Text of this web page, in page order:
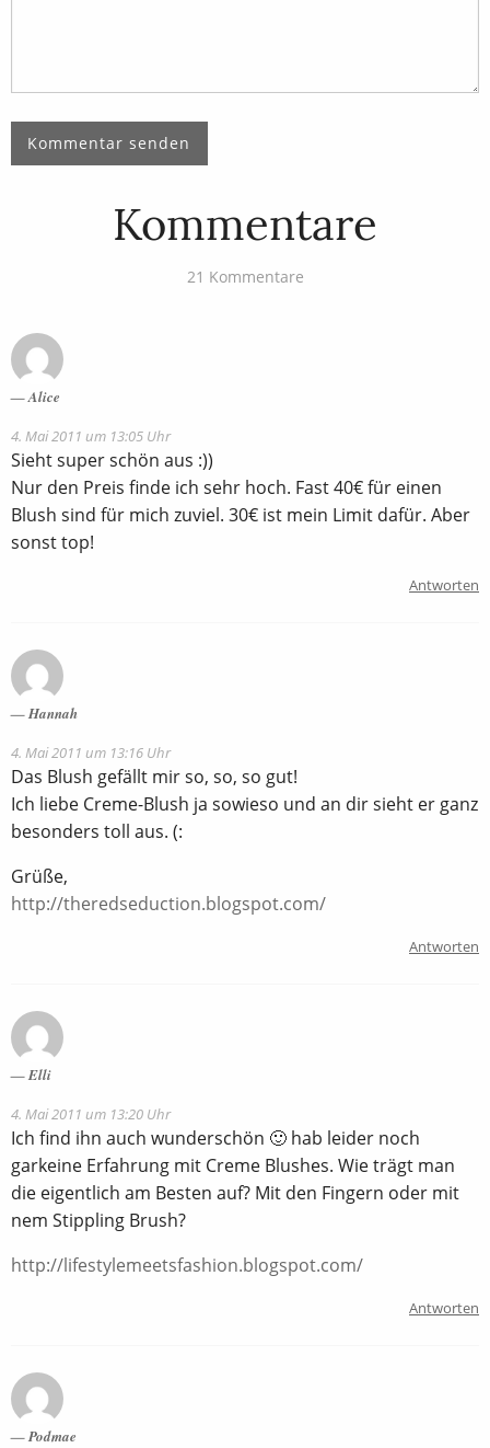
Kommentare
21 Kommentare
Alice
4. Mai 2011 um 13:05 Uhr
Sieht super schön aus :))
Nur den Preis finde ich sehr hoch. Fast 40€ für einen
Blush sind für mich zuviel. 30€ ist mein Limit dafür. Aber
sonst top!
Antworten
Hannah
4. Mai 2011 um 13:16 Uhr
Das Blush gefällt mir so, so, so gut!
Ich liebe Creme-Blush ja sowieso und an dir sieht er ganz
besonders toll aus. (:
Grüße,
http://theredseduction.blogspot.com/
Antworten
Elli
4. Mai 2011 um 13:20 Uhr
Ich find ihn auch wunderschön 🙂 hab leider noch
garkeine Erfahrung mit Creme Blushes. Wie trägt man
die eigentlich am Besten auf? Mit den Fingern oder mit
nem Stippling Brush?
http://lifestylemeetsfashion.blogspot.com/
Antworten
Podmae